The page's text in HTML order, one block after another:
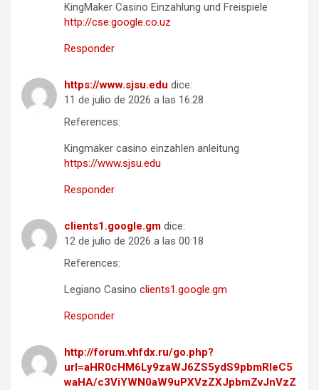
KingMaker Casino Einzahlung und Freispiele
http://cse.google.co.uz
Responder
https://www.sjsu.edu dice:
11 de julio de 2026 a las 16:28
References:
Kingmaker casino einzahlen anleitung
https://www.sjsu.edu
Responder
clients1.google.gm dice:
12 de julio de 2026 a las 00:18
References:
Legiano Casino clients1.google.gm
Responder
http://forum.vhfdx.ru/go.php?
url=aHR0cHM6Ly9zaWJ6ZS5ydS9pbmRleC5
waHA/c3ViYWN0aW9uPXVzZXJpbmZvJnVzZ